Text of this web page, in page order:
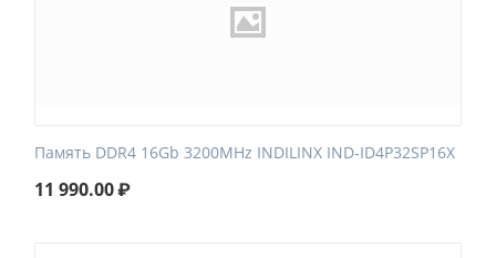
Память DDR4 16Gb 3200MHz INDILINX IND-ID4P32SP16X
11 990.00₽